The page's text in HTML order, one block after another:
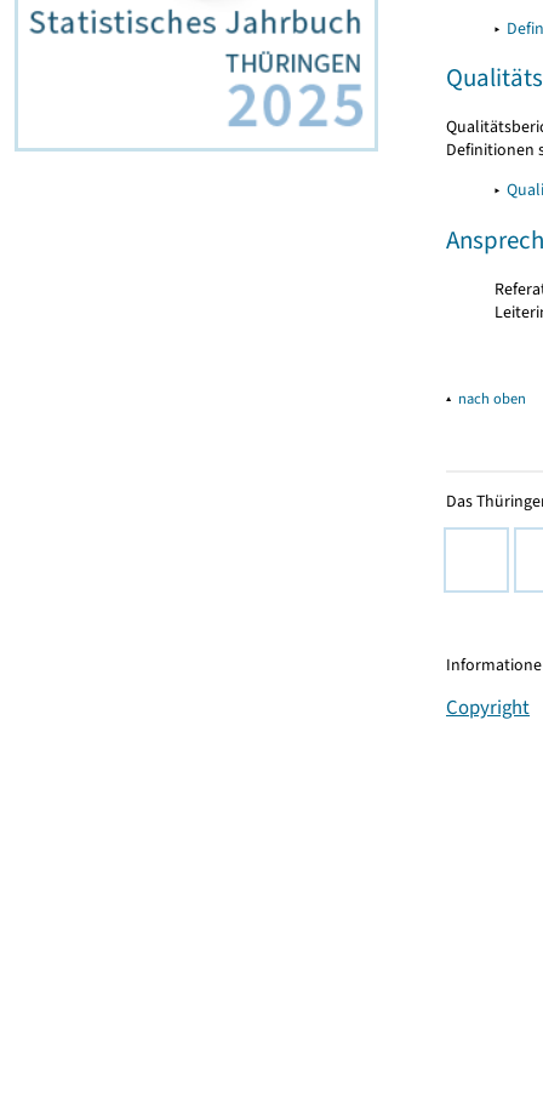
▸
Definitionen
▸
▴ nach oben
Das
Copyright